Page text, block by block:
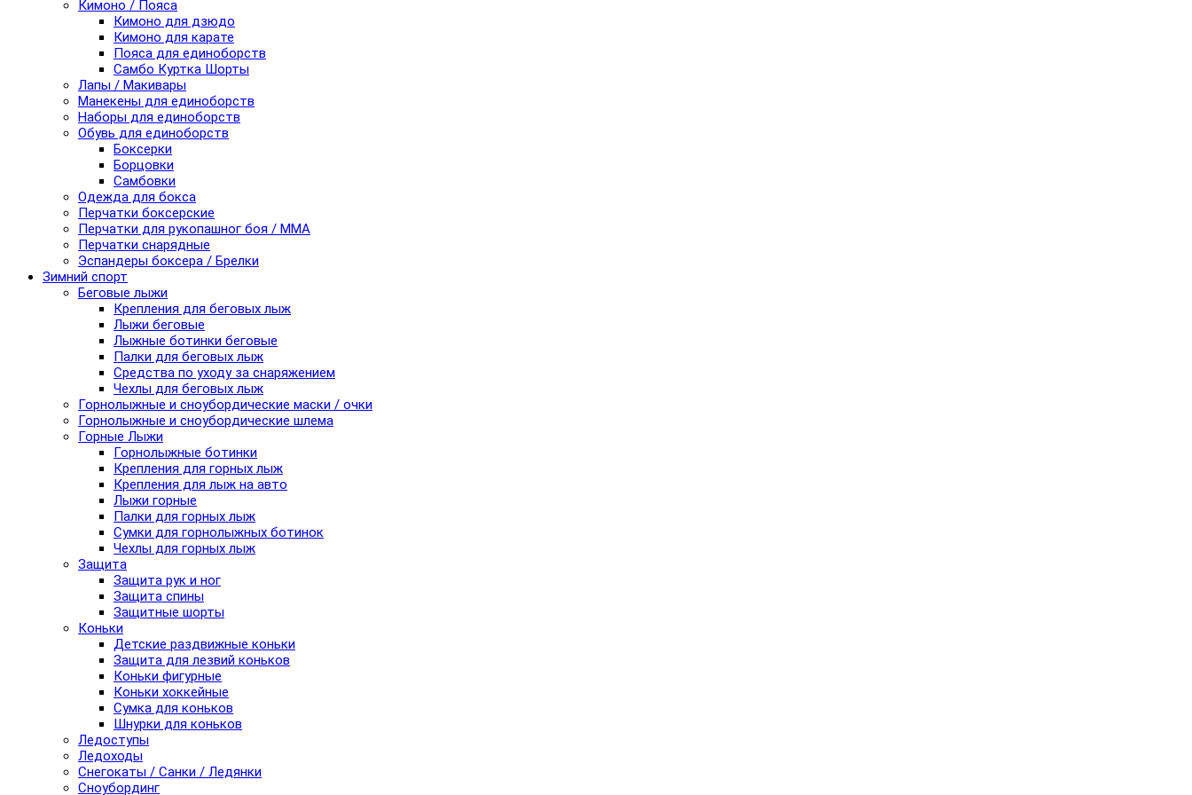
Кимоно / Пояса
Кимоно для дзюдо
Кимоно для карате
Пояса для единоборств
Самбо Куртка Шорты
Лапы / Макивары
Манекены для единоборств
Наборы для единоборств
Обувь для единоборств
Боксерки
Борцовки
Самбовки
Одежда для бокса
Перчатки боксерские
Перчатки для рукопашног боя / ММА
Перчатки снарядные
Эспандеры боксера / Брелки
Зимний спорт
Беговые лыжи
Крепления для беговых лыж
Лыжи беговые
Лыжные ботинки беговые
Палки для беговых лыж
Средства по уходу за снаряжением
Чехлы для беговых лыж
Горнолыжные и сноубордические маски / очки
Горнолыжные и сноубордические шлема
Горные Лыжи
Горнолыжные ботинки
Крепления для горных лыж
Крепления для лыж на авто
Лыжи горные
Палки для горных лыж
Сумки для горнолыжных ботинок
Чехлы для горных лыж
Защита
Защита рук и ног
Защита спины
Защитные шорты
Коньки
Детские раздвижные коньки
Защита для лезвий коньков
Коньки фигурные
Коньки хоккейные
Сумка для коньков
Шнурки для коньков
Ледоступы
Ледоходы
Снегокаты / Санки / Ледянки
Сноубординг